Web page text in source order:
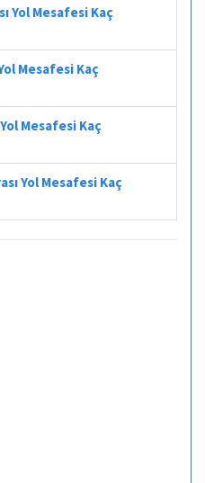
Yol Mesafesi Kaç
Mesafesi Kaç
Mesafesi Kaç
Yol Mesafesi Kaç